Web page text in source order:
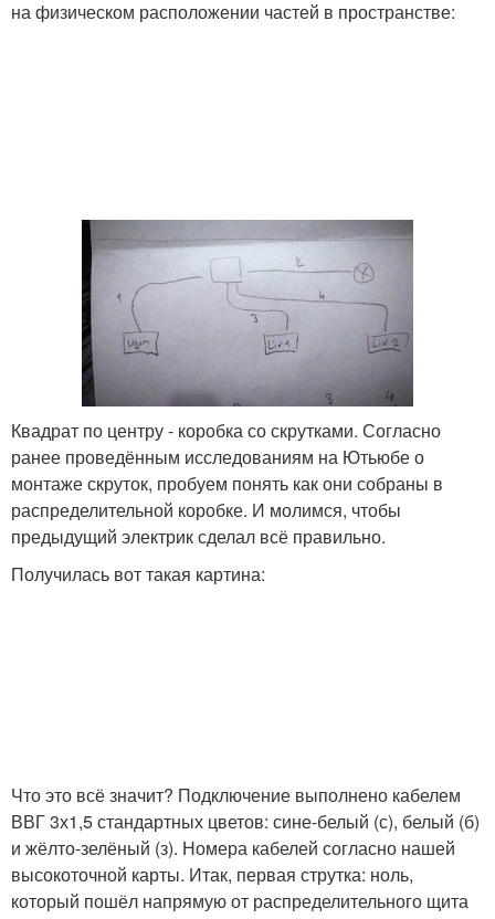
на физическом расположении частей в пространстве:
Квадрат по центру - коробка со скрутками. Согласно
ранее проведённым исследованиям на Ютьюбе о
монтаже скруток, пробуем понять как они собраны в
распределительной коробке. И молимся, чтобы
предыдущий электрик сделал всё правильно.
Получилась вот такая картина:
Что это всё значит? Подключение выполнено кабелем
ВВГ 3х1,5 стандартных цветов: сине-белый (с), белый (б)
и жёлто-зелёный (з). Номера кабелей согласно нашей
высокоточной карты. Итак, первая струтка: ноль,
который пошёл напрямую от распределительного щита